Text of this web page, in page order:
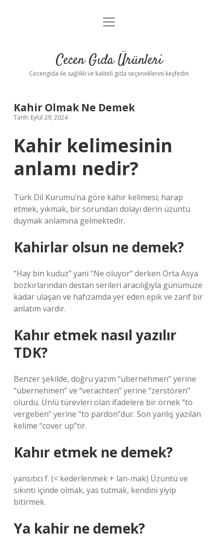
Anasayfa
Yasal Uyarı
menüyü
Cecen Gıda Ürünleri
Cecengida ile sağlıklı ve kaliteli gıda seçeneklerini keşfedin
Kahir Olmak Ne Demek
Tarih: Eylül 29, 2024
Kahir kelimesinin
anlamı nedir?
Türk Dil Kurumu’na göre kahır kelimesi; harap
etmek, yıkmak, bir sorundan dolayı derin üzüntü
duymak anlamına gelmektedir.
Kahirlar olsun ne demek?
“Hay bin kuduz” yani “Ne oluyor” derken Orta Asya
bozkırlarından destan serileri aracılığıyla günümüze
kadar ulaşan ve hafızamda yer eden epik ve zarif bir
anlatım vardır.
Kahır etmek nasıl yazılır
TDK?
Benzer şekilde, doğru yazım “übernehmen” yerine
“übernehmen” ve “verachten” yerine “zerstören”
olurdu. Ünlü türevleri olan ifadelere bir örnek “to
vergeben” yerine “to pardon”dur. Son yanlış yazılan
kelime “cover up”tır.
Kahır etmek ne demek?
yansıtıcı f. (< kederlenmek + lan-mak) Üzüntü ve
sıkıntı içinde olmak, yas tutmak, kendini yiyip
bitirmek.
Ya kahir ne demek?